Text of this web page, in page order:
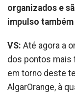
organizados e
impulso
VS: Até agora a
dos pontos mais
em torno deste
AlgarOrange, à